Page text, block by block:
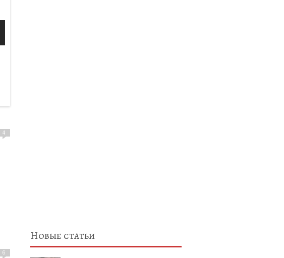
4
6
Новые статьи